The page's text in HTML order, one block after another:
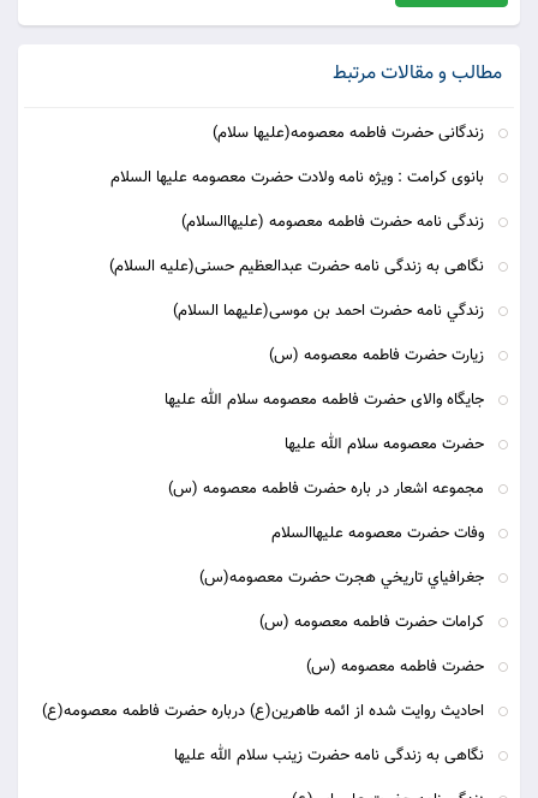
مطالب و مقالات مرتبط
زندگانى حضرت فاطمه معصومه(عليها سلام)
بانوی کرامت : ویژه نامه ولادت حضرت معصومه علیها السلام
زندگی نامه حضرت فاطمه معصومه (علیهاالسلام)
نگاهی به زندگی نامه حضرت عبدالعظیم حسنی(علیه السلام)
زندگي نامه حضرت احمد بن موسی(علیهما السلام)
زیارت حضرت فاطمه معصومه (س)
جایگاه والای حضرت فاطمه معصومه سلام الله علیها
حضرت معصومه سلام الله علیها
مجموعه اشعار در باره حضرت فاطمه معصومه (س)
وفات حضرت معصومه علیهاالسلام
جغرافياي تاريخي هجرت حضرت معصومه(س)
کرامات حضرت فاطمه معصومه (س)
حضرت فاطمه معصومه (س)
احاديث روايت شده از ائمه طاهرين(ع) درباره حضرت فاطمه معصومه(ع)
نگاهی به زندگی نامه حضرت زینب سلام الله علیها